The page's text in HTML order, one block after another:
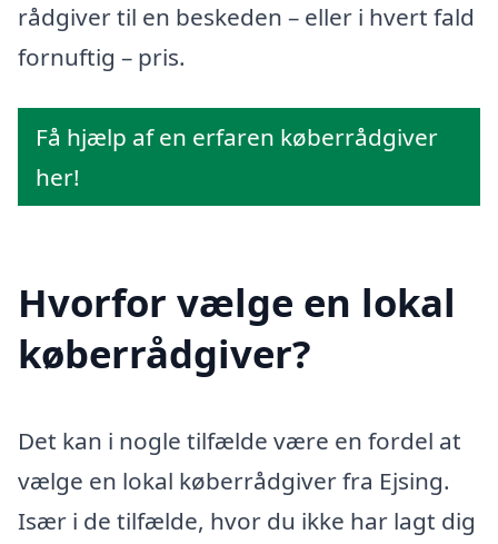
rådgiver til en beskeden – eller i hvert fald
fornuftig – pris.
Få hjælp af en erfaren køberrådgiver
her!
Hvorfor vælge en lokal
køberrådgiver?
Det kan i nogle tilfælde være en fordel at
vælge en lokal køberrådgiver fra Ejsing.
Især i de tilfælde, hvor du ikke har lagt dig